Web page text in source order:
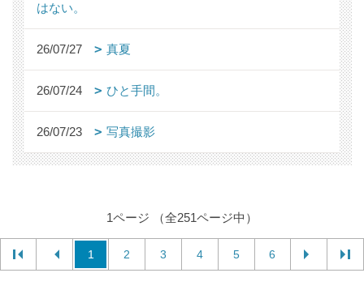
はない。
26/07/27 真夏
26/07/24 ひと手間。
26/07/23 写真撮影
1ページ （全251ページ中）
1 2 3 4 5 6